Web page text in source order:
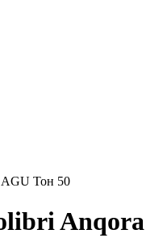
Тон 50
Anqora